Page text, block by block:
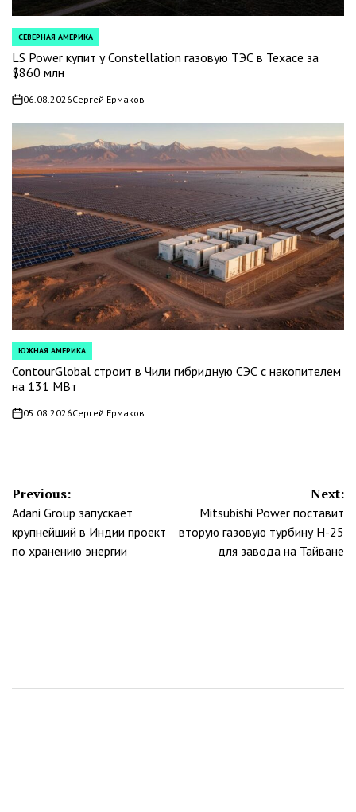
POSTED
IN
СЕВЕРНАЯ АМЕРИКА
LS Power купит у Constellation газовую ТЭС в Техасе за
$860 млн
on06.08.2026Сергей Ермаков
POSTED
IN
ЮЖНАЯ АМЕРИКА
ContourGlobal строит в Чили гибридную СЭС с накопителем
на 131 МВт
on05.08.2026Сергей Ермаков
Навигация
по
записям
Previous:
Adani Group запускает
крупнейший в Индии проект
по хранению энергии
Next:
Mitsubishi Power поставит
вторую газовую турбину H-25
для завода на Тайване